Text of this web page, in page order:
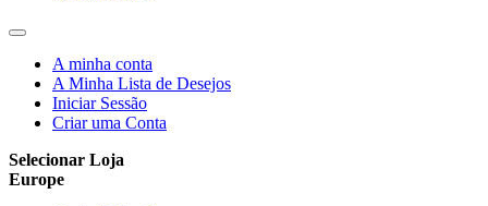
A minha conta
A Minha Lista de Desejos
Iniciar Sessão
Criar uma Conta
Selecionar Loja
Europe